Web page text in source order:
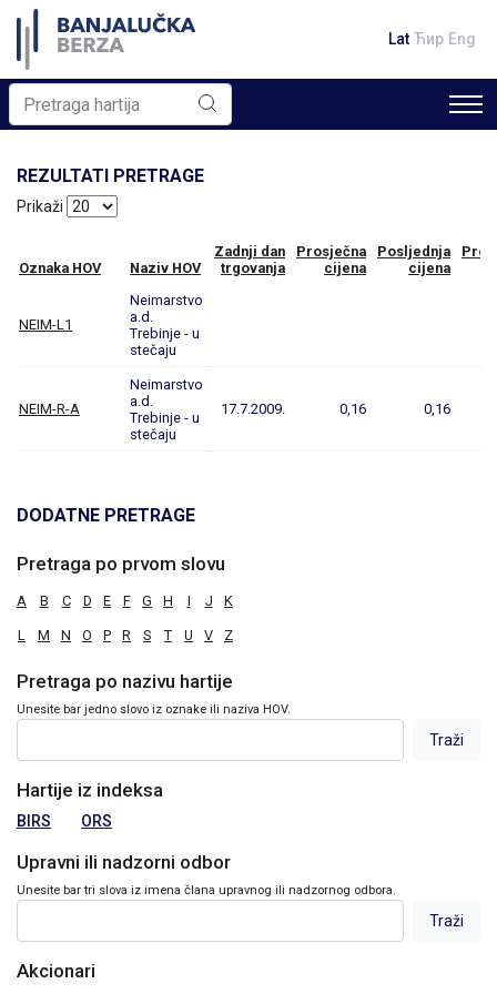
Lat Ћир Eng
REZULTATI PRETRAGE
Prikaži
Oznaka HOV Naziv HOV
Zadnji dan
trgovanja
Prosječna
cijena
Posljednja
cijena
NEIM-L1
Neimarstvo
a.d.
Trebinje - u
stečaju
NEIM-R-A
Neimarstvo
a.d.
Trebinje - u
stečaju
17.7.2009. 0,16 0,16
DODATNE PRETRAGE
Pretraga po prvom slovu
A B C D E F G H I J K
L M N O P R S T U V Z
Pretraga po nazivu hartije
Unesite bar jedno slovo iz oznake ili naziva HOV.
Hartije iz indeksa
BIRS ORS
Upravni ili nadzorni odbor
Unesite bar tri slova iz imena člana upravnog ili nadzornog odbora.
Akcionari